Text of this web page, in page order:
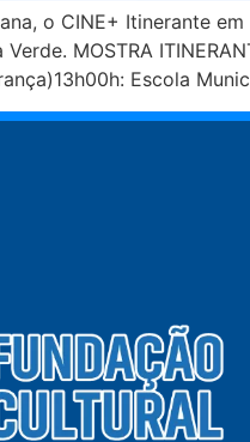
o CINE+ Itinerante
Verde. MOSTRA
Escola